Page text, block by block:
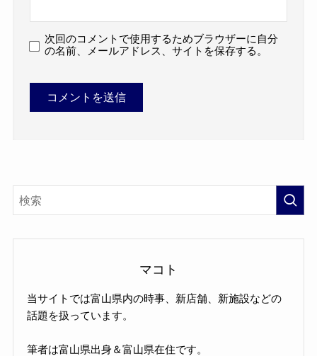
次回のコメントで使用するためブラウザーに自分
の名前、メールアドレス、サイトを保存する。
マコト
当サイトでは富山県内の時事、新店舗、新施設などの
話題を扱っています。
筆者は富山県出身＆富山県在住です。